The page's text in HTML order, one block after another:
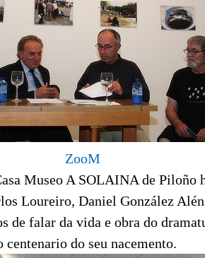
ZooM
Museo A SOLAINA de Piloño
Loureiro, Daniel González
de falar da vida e obra do
centenario do seu nacemento.